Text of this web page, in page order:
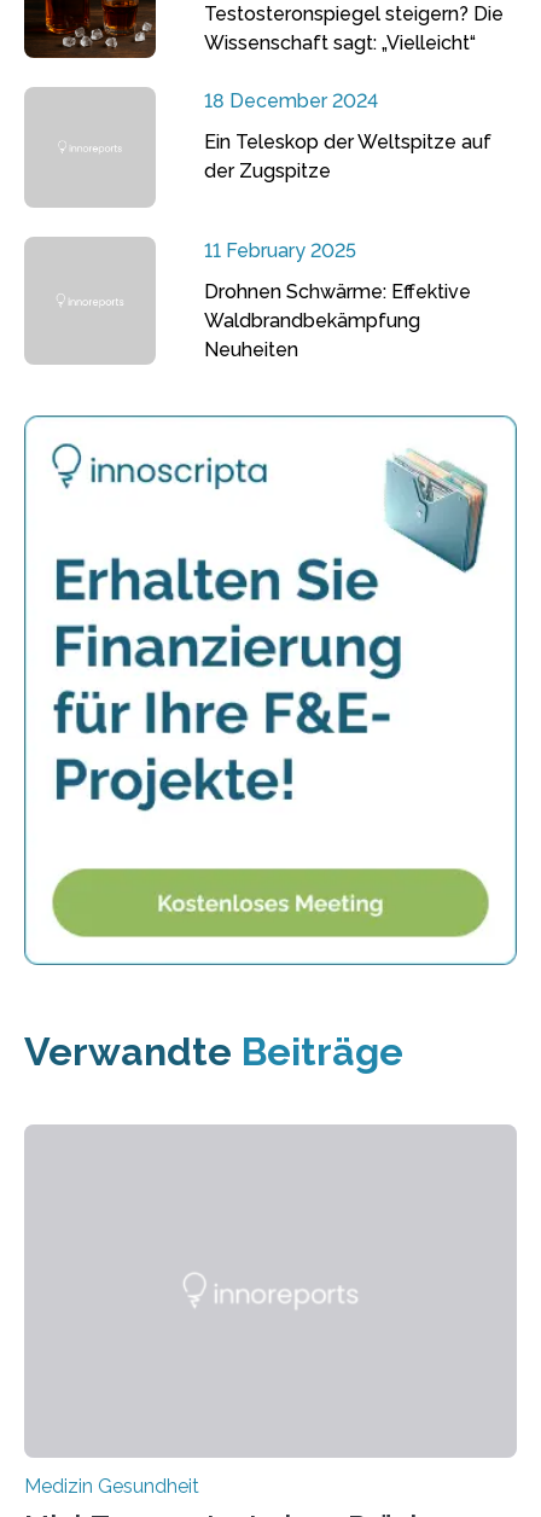
Testosteronspiegel steigern? Die
Wissenschaft sagt: „Vielleicht“
18 December 2024
Ein Teleskop der Weltspitze auf
der Zugspitze
11 February 2025
Drohnen Schwärme: Effektive
Waldbrandbekämpfung
Neuheiten
Verwandte Beiträge
Medizin Gesundheit